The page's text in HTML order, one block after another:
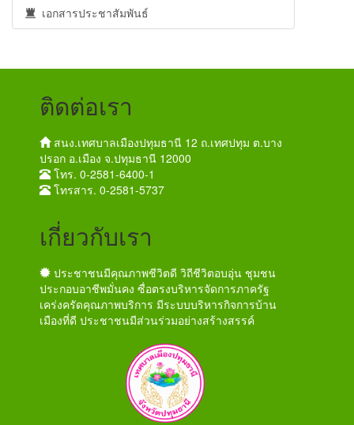
เอกสารประชาสัมพันธ์
ติดต่อเรา
สนง.เทศบาลเมืองปทุมธานี 12 ถ.เทศปทุม ต.บาง
ปรอก อ.เมือง จ.ปทุมธานี 12000
โทร. 0-2581-6400-1
โทรสาร. 0-2581-5737
เกี่ยวกับเรา
ประชาชนมีคุณภาพชีวิตดี วิถีชีวิตอบอุ่น ชุมชน
ประกอบอาชีพมั่นคง ซื่อตรงบริหารจัดการภาครัฐ
เคร่งครัดคุณภาพบริการ มีระบบบริหารกิจการบ้าน
เมืองที่ดี ประชาชนมีส่วนร่วมอย่างสร้างสรรค์